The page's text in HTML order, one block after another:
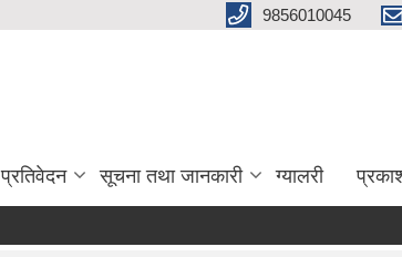
9856010045
प्रतिवेदन सूचना तथा जानकारी ग्यालरी